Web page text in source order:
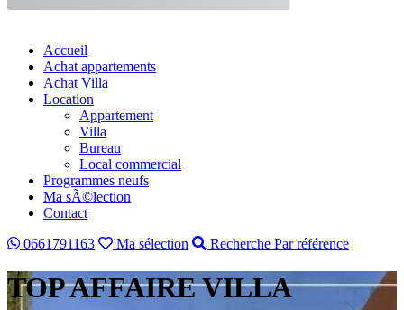
Accueil
Achat appartements
Achat Villa
Location
Appartement
Villa
Bureau
Local commercial
Programmes neufs
Ma sÃ©lection
Contact
0661791163
Ma sélection Recherche Par référence
TOP AFFAIRE VILLA